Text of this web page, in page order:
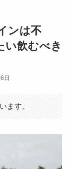
ンは不
い飲むべき
日
ます。